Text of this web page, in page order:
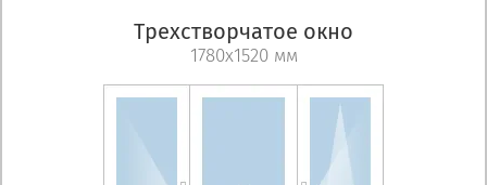
Трехстворчатое окно
1780х1520 мм